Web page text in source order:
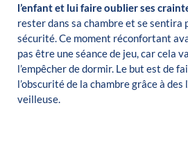
l’enfant et lui faire oublier ses
rester dans sa chambre et se sentira
sécurité.Ce moment réconfortant
pas être une séance de jeu, car cela
l’empêcher de dormir. Le but est de
l’obscurité de la chambre grâce à
veilleuse.